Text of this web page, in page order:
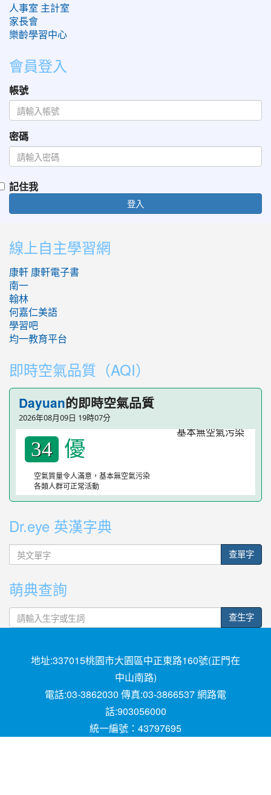
人事室 主計室
家長會
樂齡學習中心
會員登入
帳號
密碼
記住我
登入
:::
線上自主學習網
康軒 康軒電子書
南一
翰林
何嘉仁美語
學習吧
均一教育平台
即時空氣品質（AQI）
Dayuan的即時空氣品質
2026年08月09日 19時07分
34 優
空氣質量令人滿意，基本無空氣污染
各類人群可正常活動
Dr.eye 英漢字典
英
文
字
查單字
萌典查詢
查生字
地址:337015桃園市大園區中正東路160號(正門在
中山南路)
電話:03-3862030 傳真:03-3866537 網路電
話:903056000
統一編號：43797695